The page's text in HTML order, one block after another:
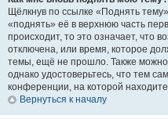
Щёлкнув по ссылке «Поднять
«поднять» её в верхнюю часть
происходит, то это означает, что
отключена, или время, которое
темы, ещё не прошло. Также можно
однако удостоверьтесь, что тем
конференции, на которой
Вернуться к началу